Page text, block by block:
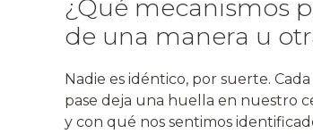
¿Qué mecanismos
de una manera u
Nadie es idéntico, por suerte.
pase deja una huella en nuestro
y con qué nos sentimos